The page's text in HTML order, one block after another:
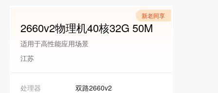
新老同享
2660v2物理机40核32G 50M
适用于高性能应用场景
江苏
处理器
双路2660v2